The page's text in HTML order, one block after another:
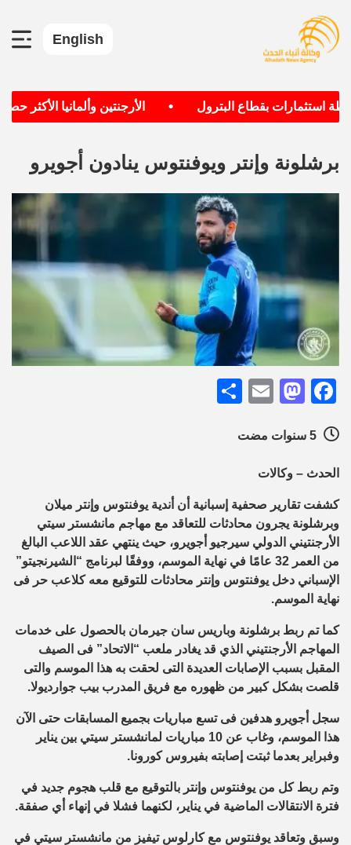
English
استثمارات بقطاع البترول الأرجنتين وألمانيا الأكثر
برشلونة وإنتر ويوفنتوس ينادون أجويرو
Facebook
Mastodon
Email
الحدث – وكالات
كشفت تقارير صحفية إسبانية أن أندية يوفنتوس وإنتر ميلان
وبرشلونة يجرون محادثات للتعاقد مع مهاجم مانشستر سيتي
الأرجنتيني الدولي سيرجيو أجويرو، حيث ينتهي عقد اللاعب البالغ
من العمر 32 عامًا في نهاية الموسم، ووفقًا لبرنامج “الشيرنجيتو”
الإسباني دخل يوفنتوس وإنتر محادثات للتوقيع معه كلاعب حر فى
نهاية الموسم.
كما تم ربط برشلونة وباريس سان جيرمان بالحصول على خدمات
المهاجم الأرجنتيني الذي قد يغادر ملعب “الاتحاد” فى الصيف
المقبل بسبب الإصابات العديدة التى لحقت به هذا الموسم والتى
قلصت بشكل كبير من ظهوره مع فريق المدرب بيب جوارديولا.
سجل أجويرو هدفين فى تسع مباريات بجميع المسابقات حتى الآن
هذا الموسم، وغاب عن 10 مباريات لمانشستر سيتي بين يناير
وفبراير بعدما ثبتت إصابته بفيروس كورونا.
وتم ربط كل من يوفنتوس وإنتر بالتوقيع مع قلب هجوم جديد في
فترة الانتقالات الماضية في يناير، لكنهما فشلا في إنهاء أي صفقة.
وسبق وتعاقد يوفنتوس مع كارلوس تيفيز من مانشستر سيتي في